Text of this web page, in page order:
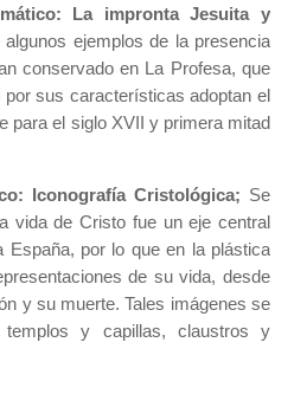
La impronta Jesuita y
ejemplos de la presencia
conservado en La Profesa, que
sus características adoptan el
para el siglo XVII y primera mitad
Iconografía Cristológica; Se
vida de Cristo fue un eje central
España, por lo que en la plástica
de su vida, desde
y su muerte. Tales imágenes se
y capillas, claustros y